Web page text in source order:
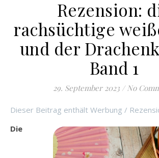
Rezension:
rachsüchtige
und der
Band 1
29. September 2023 / No
Dieser Beitrag enthält Werbung /
Die